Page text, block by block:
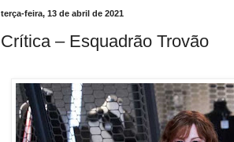
terça-feira, 13 de abril de 2021
Crítica – Esquadrão Trovão